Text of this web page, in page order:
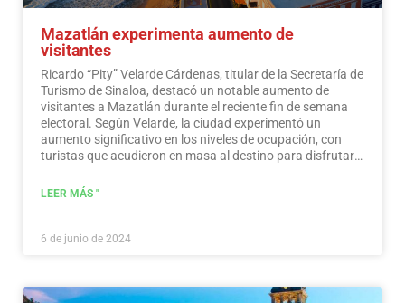
Mazatlán experimenta aumento de
visitantes
Ricardo “Pity” Velarde Cárdenas, titular de la Secretaría de
Turismo de Sinaloa, destacó un notable aumento de
visitantes a Mazatlán durante el reciente fin de semana
electoral. Según Velarde, la ciudad experimentó un
aumento significativo en los niveles de ocupación, con
turistas que acudieron en masa al destino para disfrutar
responsabilidad hacia la participación en el proceso
LEER MÁS "
6 de junio de 2024